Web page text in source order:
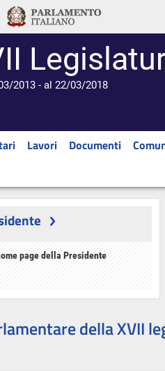
2013 - al 22/03/2018
Lavori Documenti
page della Presidente
della XVII